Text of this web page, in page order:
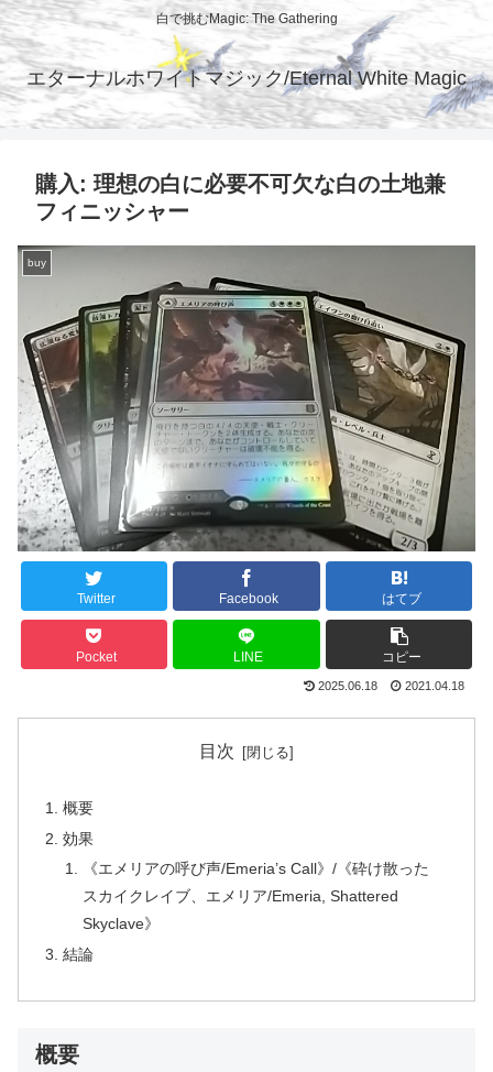
白で挑むMagic: The Gathering
エターナルホワイトマジック/Eternal White Magic
購入: 理想の白に必要不可欠な白の土地兼
フィニッシャー
buy
Twitter Facebook はてブ
Pocket LINE コピー
2025.06.18 2021.04.18
目次
概要
効果
《エメリアの呼び声/Emeria’s Call》/《砕け散った
スカイクレイブ、エメリア/Emeria, Shattered
Skyclave》
結論
概要